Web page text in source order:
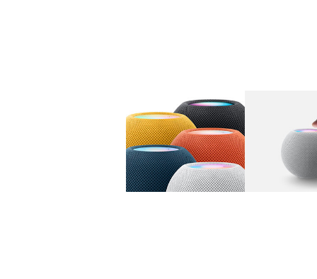
图库 图像 1